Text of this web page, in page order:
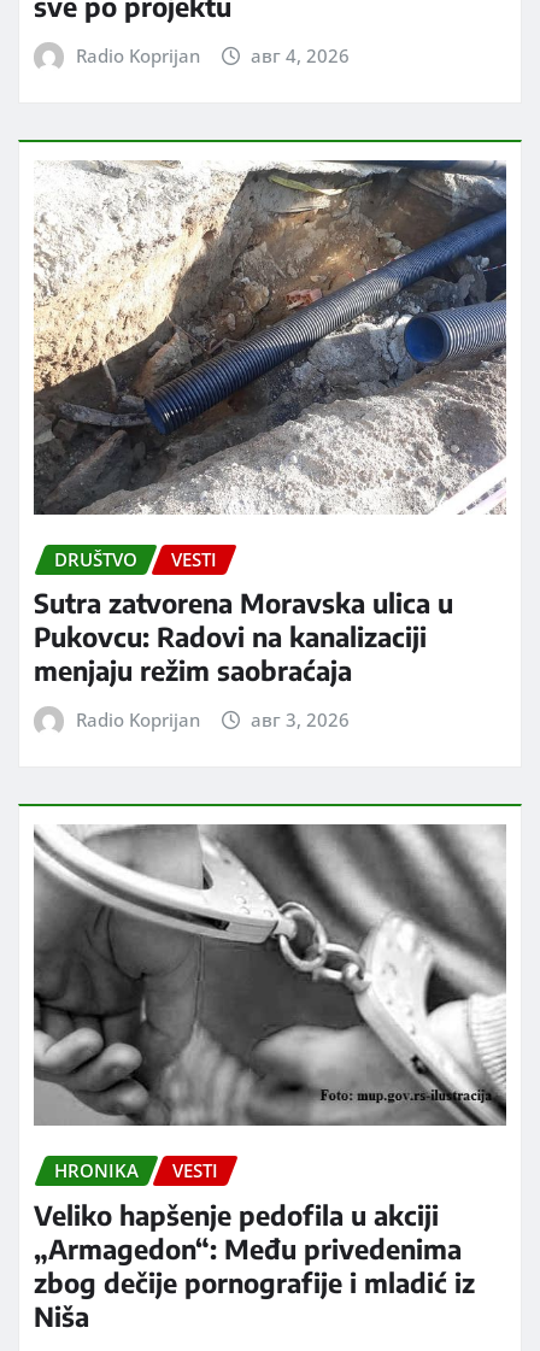
Radio Koprijan авг 4, 2026
DRUŠTVO VESTI
Sutra zatvorena Moravska ulica u
Pukovcu: Radovi na kanalizaciji
menjaju režim saobraćaja
Radio Koprijan авг 3, 2026
HRONIKA VESTI
Veliko hapšenje pedofila u akciji
„Armagedon“: Među privedenima
zbog dečije pornografije i mladić iz
Niša